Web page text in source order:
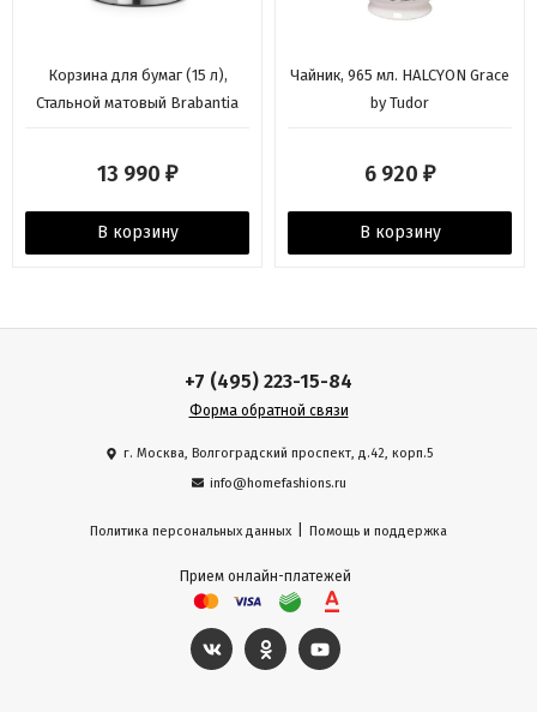
Корзина для бумаг (15 л),
Стальной матовый Brabantia
13 990 ₽
В корзину
Чайник, 965 мл. HALCYON Grace
by Tudor
6 920 ₽
В корзину
+7 (495) 223-15-84
Форма обратной связи
г. Москва, Волгоградский проспект, д.42, корп.5
info@homefashions.ru
Политика персональных данных Помощь и поддержка
Прием онлайн-платежей